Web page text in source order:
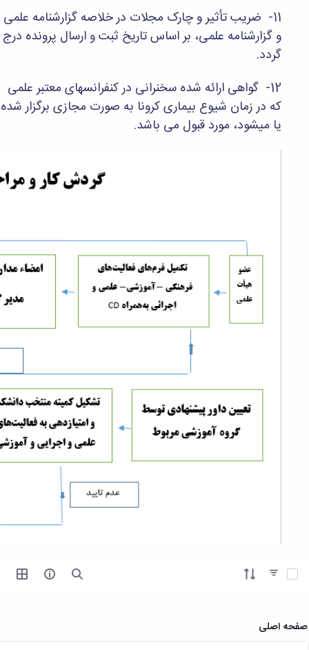
11- ضریب تأثیر و چارک مجلات در خلاصه گزارشنامه علمی
و گزارشنامه علمی، بر اساس تاریخ ثبت و ارسال پرونده درج
گردد.
12- گواهی ارائه شده سخنرانی در کنفرانسهای معتبر علمی
که در زمان شیوع بیماری کرونا به صورت مجازی برگزار شده
یا میشود، مورد قبول می باشد.
آیتم ها را انتخاب کنید
صفحه اصلی